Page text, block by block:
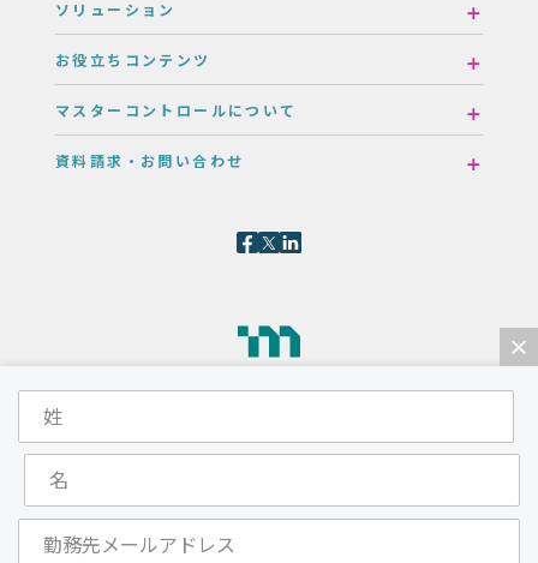
×
ソリューション
お役立ちコンテンツ
マスターコントロールについて
資料請求・お問い合わせ
マスターコントロール株式会社
東京都港区赤坂1-12-32 アーク森ビル19階